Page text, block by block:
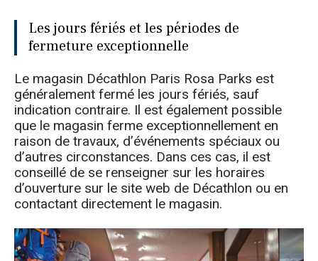
Les jours fériés et les périodes de
fermeture exceptionnelle
Le magasin Décathlon Paris Rosa Parks est
généralement fermé les jours fériés, sauf
indication contraire. Il est également possible
que le magasin ferme exceptionnellement en
raison de travaux, d’événements spéciaux ou
d’autres circonstances. Dans ces cas, il est
conseillé de se renseigner sur les horaires
d’ouverture sur le site web de Décathlon ou en
contactant directement le magasin.